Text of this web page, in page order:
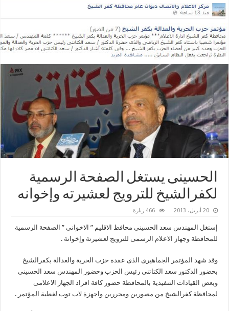
الحسينى يستغل الصفحة الرسمية
لكفرالشيخ للترويج لعشيرته وإخوانه
20 أبريل، 2013 466 زيارة
إستغل المهندس سعد الحسينى محافظ الاقليم ” الاخوانى ” الصفحة الرسمية
للمحافظة وجهاز الاعلام الرسمى للترويج لعشيرتة وإخوانة .
وقد شهد المؤتمر الجماهيرى الذى عقدة حزب الحرية والعدالة بكفرالشيخ
بحضور الدكتور سعد الكتاتنى رئيس الحزب وحضور المهندس سعد الحسينى
وبعض القيادات التنفيذية بالمحافظة حضور كافة افراد الجهاز الاعلامى
لمحافظة كفرالشيخ من مصورين ومحررين واجهزة لاب توب لغطية المؤتمر .